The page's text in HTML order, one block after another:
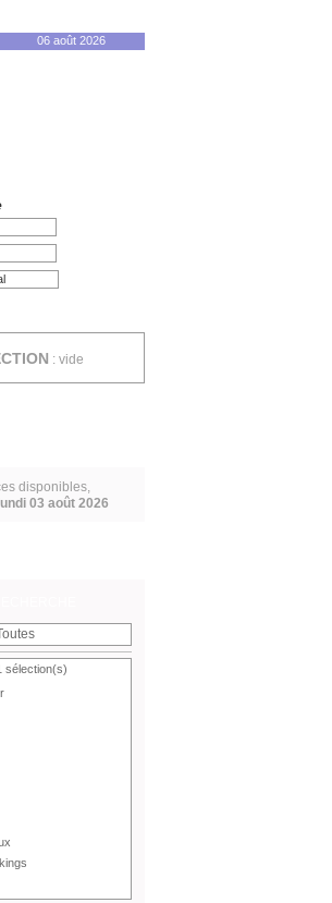
06 août 2026
: vide
disponibles,
03 août 2026
sélection(s)